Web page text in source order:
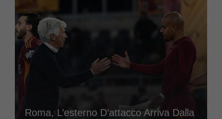
Roma, L’esterno D’attacco Arriva Dalla